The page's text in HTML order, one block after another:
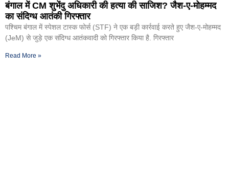
बंगाल में CM शुभेंदु अधिकारी की हत्या की साजिश? जैश-ए-मोहम्मद
का संदिग्ध आतंकी गिरफ्तार
पश्चिम बंगाल में स्पेशल टास्क फोर्स (STF) ने एक बड़ी कार्रवाई करते हुए जैश-ए-मोहम्मद
(JeM) से जुड़े एक संदिग्ध आतंकवादी को गिरफ्तार किया है. गिरफ्तार
Read More »